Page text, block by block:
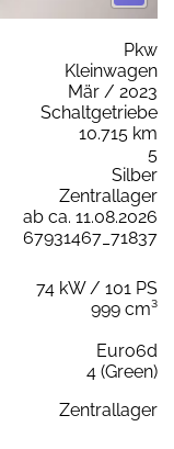
Pkw
Kleinwagen
Mär / 2023
Schaltgetriebe
10.715 km
5
Silber
Zentrallager
ab ca. 11.08.2026
67931467_71837
74 kW / 101 PS
999 cm³
Euro6d
4 (Green)
Zentrallager